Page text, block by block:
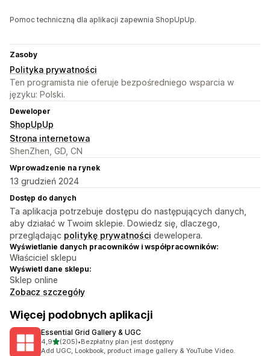
Pomoc techniczną dla aplikacji zapewnia ShopUpUp.
Zasoby
Polityka prywatności
Ten programista nie oferuje bezpośredniego wsparcia w
języku: Polski.
Deweloper
ShopUpUp
Strona internetowa
ShenZhen, GD, CN
Wprowadzenie na rynek
13 grudzień 2024
Dostęp do danych
Ta aplikacja potrzebuje dostępu do następujących danych,
aby działać w Twoim sklepie. Dowiedz się, dlaczego,
przeglądając politykę prywatności dewelopera.
Wyświetlanie danych pracowników i współpracowników:
Właściciel sklepu
Wyświetl dane sklepu:
Sklep online
Zobacz szczegóły
Więcej podobnych aplikacji
Essential Grid Gallery & UGC
4,9na 5 gwiazdek
(205)
Łączna liczba recenzji: 205
•Bezpłatny plan jest dostępny
Add UGC, Lookbook, product image gallery & YouTube Video.